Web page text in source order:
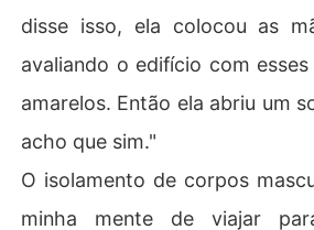
disse isso, ela colocou as
avaliando o edifício com
amarelos. Então ela abriu um
acho que sim."
O isolamento de corpos
minha mente de viajar